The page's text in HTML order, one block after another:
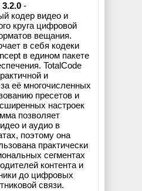
-
кодер видео и
круга цифровой
вещания.
в себя кодеки
в едином пакете
TotalCode
и
её многочисленных
пресетов и
настроек
позволяет
и аудио в
поэтому она
практически
сегментах
контента и
до цифровых
связи.